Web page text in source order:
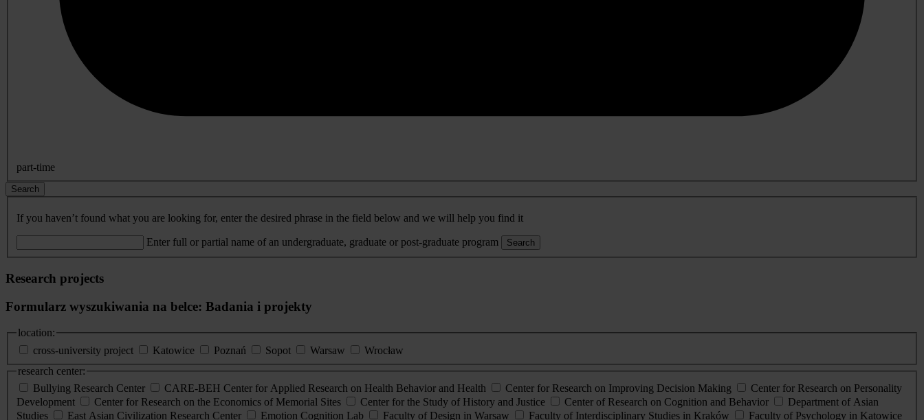
part-time
Search
If you haven’t found what you are looking for, enter the desired phrase in the field below and we will help you find it
Enter full or partial name of an undergraduate, graduate or post-graduate program Search
Research projects
Formularz wyszukiwania na belce: Badania i projekty
location:
cross-university project
Katowice Poznań Sopot Warsaw
Wrocław
research center:
Bullying Research Center
CARE-BEH Center for Applied Research on Health Behavior and Health Center for Research on Improving Decision Making
Center for Research on Personality
Development
Center for Research on the Economics of Memorial Sites Center for the Study of History and Justice Center of Research on Cognition and Behavior
Department of Asian
Studies
East Asian Civilization Research Center Emotion Cognition Lab Faculty of Design in Warsaw Faculty of Interdisciplinary Studies in Kraków Faculty of Psychology in Katowice